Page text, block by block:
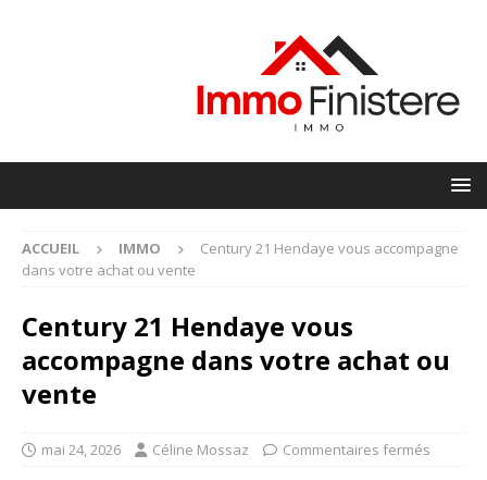
ACCUEIL IMMO
Century 21 Hendaye vous accompagne
dans votre achat ou vente
Century 21 Hendaye vous
accompagne dans votre achat ou
vente
mai 24, 2026 Céline Mossaz Commentaires fermés